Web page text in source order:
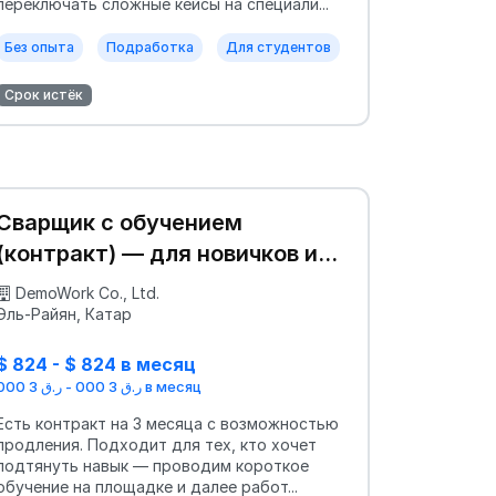
сложные кейсы на специали...
Без опыта Подработка Для студентов
Срок истёк
с обучением
— для новичков и
языка
DemoWork Co., Ltd.
Райян, Катар
824 - $ 824 в месяц
ر.ق 3 000 - ر.ق 3 000 в месяц
контракт на 3 месяца с возможностью
Подходит для тех, кто хочет
навык — проводим короткое
на площадке и далее работ...